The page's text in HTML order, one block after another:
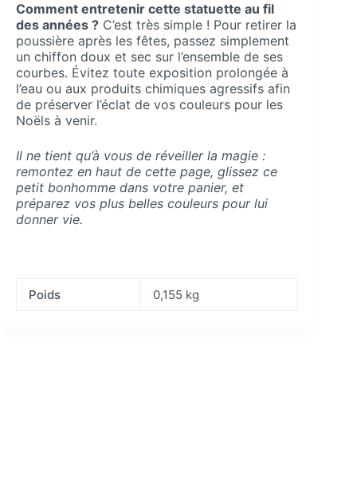
Comment entretenir cette statuette au fil
des années ? C’est très simple ! Pour retirer la
poussière après les fêtes, passez simplement
un chiffon doux et sec sur l’ensemble de ses
courbes. Évitez toute exposition prolongée à
l’eau ou aux produits chimiques agressifs afin
de préserver l’éclat de vos couleurs pour les
Noëls à venir.
Il ne tient qu’à vous de réveiller la magie :
remontez en haut de cette page, glissez ce
petit bonhomme dans votre panier, et
préparez vos plus belles couleurs pour lui
donner vie.
Poids 0,155 kg